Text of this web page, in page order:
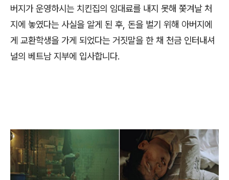
버지가 운영하시는 치킨집의 임대료를 내지 못해 쫓겨날 처
지에 놓였다는 사실을 알게 된 후 돈을 벌기 위해 아버지에
게 교환학생을 가게 되었다는 거짓말을 한 채 천금 인터내셔
널의 베트남 지부에 입사합니다.